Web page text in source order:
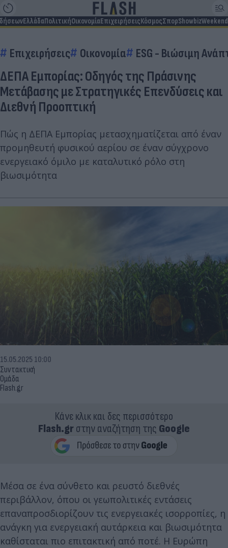
ΕλλάδαΠολιτικήΟικονομίαΕπιχειρήσειςΚόσμοςΣπορShowbizWeekend
Επιχειρήσεις Οικονομία ESG - Bιώσιμη
ΔΕΠΑ Εμπορίας: Οδηγός της Πράσινης
Μετάβασης με Στρατηγικές Επενδύσεις και
Διεθνή Προοπτική
Πώς η ΔΕΠΑ Εμπορίας μετασχηματίζεται από έναν
προμηθευτή φυσικού αερίου σε έναν σύγχρονο
ενεργειακό όμιλο με καταλυτικό ρόλο στη
βιωσιμότητα
Συντακτική
Ομάδα
Flash.gr
15.05.2025 10:00
Κάνε κλικ και δες περισσότερο
Flash.grστην αναζήτηση της Google
Μέσα σε ένα σύνθετο και ρευστό διεθνές
περιβάλλον, όπου οι γεωπολιτικές εντάσεις
επαναπροσδιορίζουν τις ενεργειακές ισορροπίες, η
ανάγκη για ενεργειακή αυτάρκεια και βιωσιμότητα
καθίσταται πιο επιτακτική από ποτέ. Η Ευρώπη